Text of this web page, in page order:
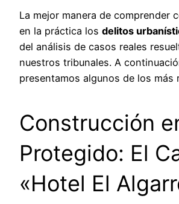
La mejor manera de comprender
en la práctica los delitos
del análisis de casos reales
nuestros tribunales. A
presentamos algunos de los más
Construcción
Protegido: El
«Hotel El